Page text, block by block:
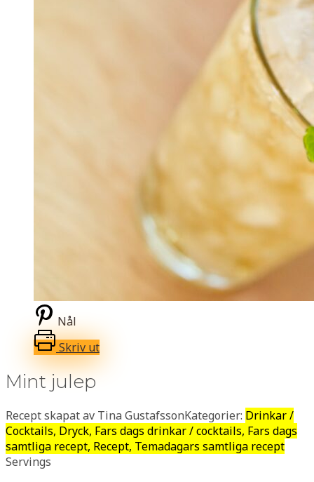
Nål
Skriv ut
Mint julep
Recept skapat av Tina GustafssonKategorier: Drinkar /
Cocktails, Dryck, Fars dags drinkar / cocktails, Fars dags
samtliga recept, Recept, Temadagars samtliga recept
Servings